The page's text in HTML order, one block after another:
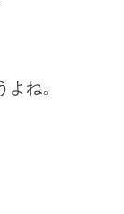
ね。